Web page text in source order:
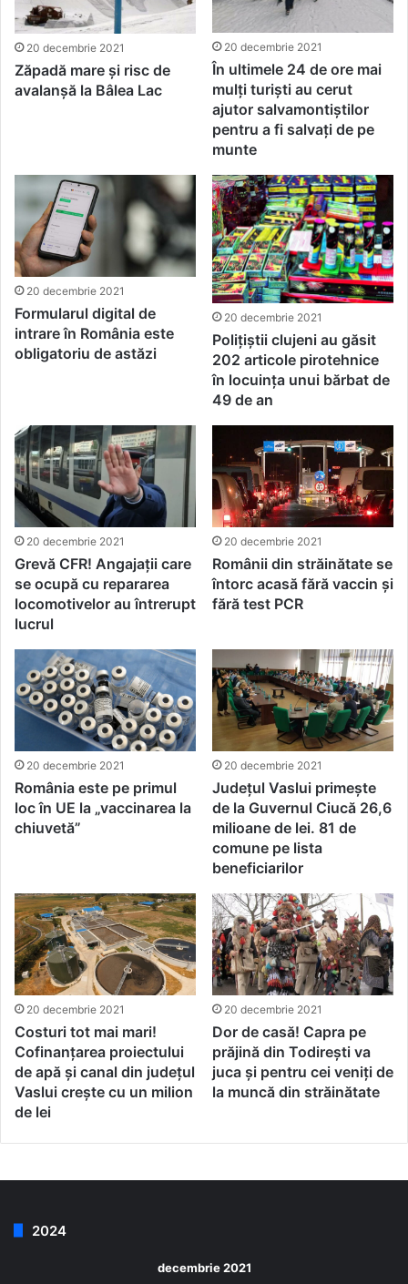
20 decembrie 2021
Zăpadă mare și risc de
avalanșă la Bâlea Lac
20 decembrie 2021
În ultimele 24 de ore mai
mulți turiști au cerut
ajutor salvamontiștilor
pentru a fi salvați de pe
munte
20 decembrie 2021
Formularul digital de
intrare în România este
obligatoriu de astăzi
20 decembrie 2021
Polițiștii clujeni au găsit
202 articole pirotehnice
în locuinţa unui bărbat de
49 de an
20 decembrie 2021
Grevă CFR! Angajații care
se ocupă cu repararea
locomotivelor au întrerupt
lucrul
20 decembrie 2021
Românii din străinătate se
întorc acasă fără vaccin și
fără test PCR
20 decembrie 2021
România este pe primul
loc în UE la „vaccinarea la
chiuvetă”
20 decembrie 2021
Județul Vaslui primește
de la Guvernul Ciucă 26,6
milioane de lei. 81 de
comune pe lista
beneficiarilor
20 decembrie 2021
Costuri tot mai mari!
Cofinanțarea proiectului
de apă și canal din județul
Vaslui crește cu un milion
de lei
20 decembrie 2021
Dor de casă! Capra pe
prăjină din Todirești va
juca și pentru cei veniți de
la muncă din străinătate
2024
decembrie 2021